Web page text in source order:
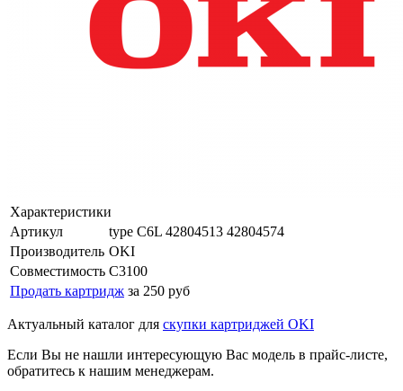
Характеристики
Артикул
type C6L 42804513 42804574
Производитель OKI
Совместимость C3100
Продать картридж за 250 руб
Актуальный каталог для скупки картриджей OKI
Если Вы не нашли интересующую Вас модель в прайс-листе,
обратитесь к нашим менеджерам.